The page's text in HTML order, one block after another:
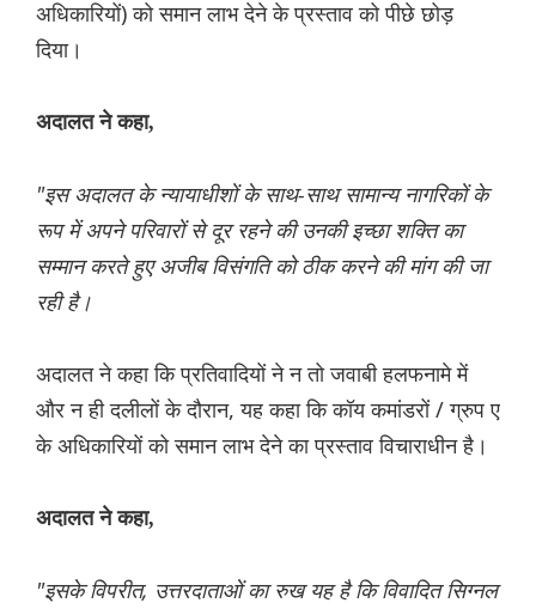
अधिकारियों) को समान लाभ देने के प्रस्ताव को पीछे छोड़
दिया।
अदालत ने कहा,
"इस अदालत के न्यायाधीशों के साथ-साथ सामान्य नागरिकों के
रूप में अपने परिवारों से दूर रहने की उनकी इच्छा शक्ति का
सम्मान करते हुए अजीब विसंगति को ठीक करने की मांग की जा
रही है।
अदालत ने कहा कि प्रतिवादियों ने न तो जवाबी हलफनामे में
और न ही दलीलों के दौरान, यह कहा कि कॉय कमांडरों / ग्रुप ए
के अधिकारियों को समान लाभ देने का प्रस्ताव विचाराधीन है।
अदालत ने कहा,
"इसके विपरीत, उत्तरदाताओं का रुख यह है कि विवादित सिग्नल